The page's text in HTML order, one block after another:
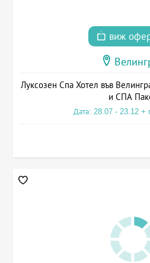
виж
Луксозен Спа Хотел във
и СПА
Дата: 28.07 - 23.12 +